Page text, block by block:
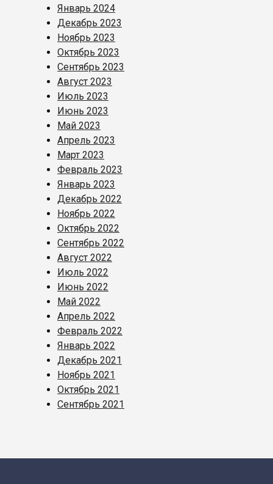
Январь 2024
Декабрь 2023
Ноябрь 2023
Октябрь 2023
Сентябрь 2023
Август 2023
Июль 2023
Июнь 2023
Май 2023
Апрель 2023
Март 2023
Февраль 2023
Январь 2023
Декабрь 2022
Ноябрь 2022
Октябрь 2022
Сентябрь 2022
Август 2022
Июль 2022
Июнь 2022
Май 2022
Апрель 2022
Февраль 2022
Январь 2022
Декабрь 2021
Ноябрь 2021
Октябрь 2021
Сентябрь 2021